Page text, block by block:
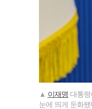
▲ 이재명 대통
눈에 띄게 둔화